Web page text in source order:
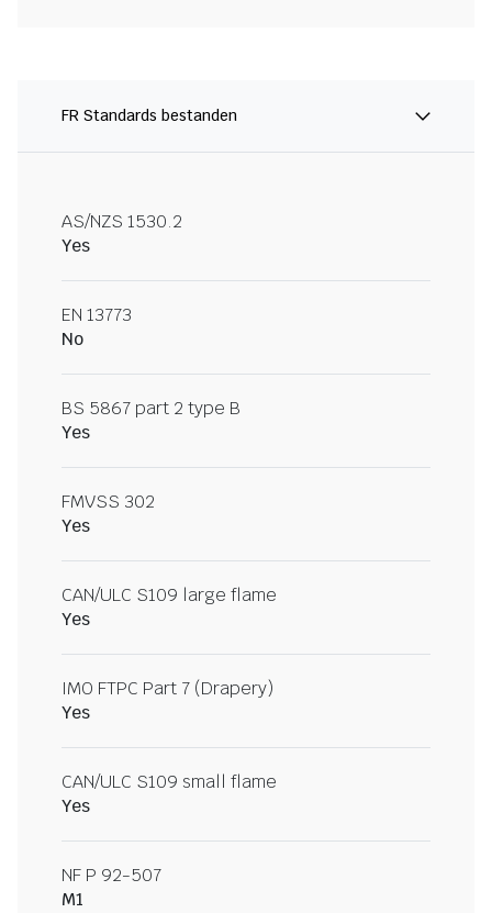
FR Standards bestanden
AS/NZS 1530.2
Yes
EN 13773
No
BS 5867 part 2 type B
Yes
FMVSS 302
Yes
CAN/ULC S109 large flame
Yes
IMO FTPC Part 7 (Drapery)
Yes
CAN/ULC S109 small flame
Yes
NF P 92-507
M1